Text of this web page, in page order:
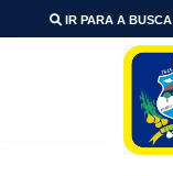
IR PARA A BUSCA